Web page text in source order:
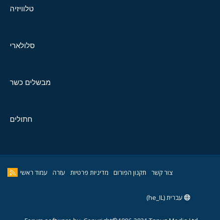
טלוויזיה
סלולארי
מבשלים כשר
חתולים
צור קשר תקנון הפורום מדיניות פרטיות עזרה עמוד ראשי
עברית (he_IL)